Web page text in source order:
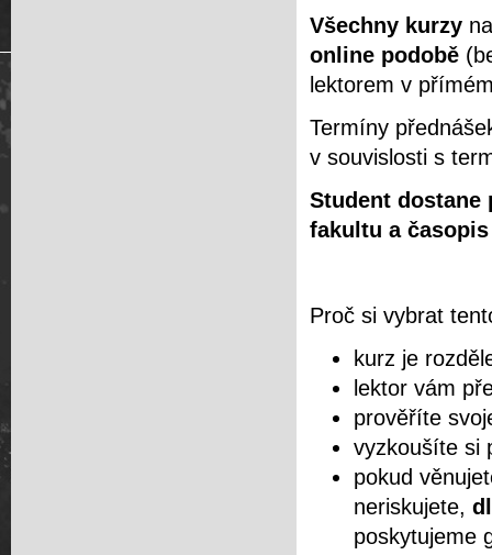
Všechny kurzy
online podobě
lektorem v
Termíny
v souvislosti s
Student dostane
fakultu a
Proč si vybrat
kurz je
lektor vám
prověříte
vyzkoušíte si
pokud
neriskujete,
poskytujeme